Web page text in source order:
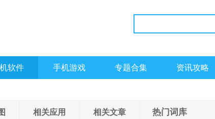
软件 手机游戏 专题合集 资讯攻略
相关应用 相关文章 热门词库